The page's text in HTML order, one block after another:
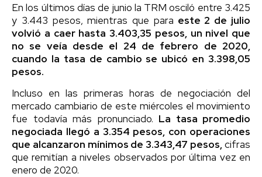
En los últimos días de junio la TRM osciló entre 3.425
y 3.443 pesos, mientras que para este 2 de julio
volvió a caer hasta 3.403,35 pesos, un nivel que
no se veía desde el 24 de febrero de 2020,
cuando la tasa de cambio se ubicó en 3.398,05
pesos.
Incluso en las primeras horas de negociación del
mercado cambiario de este miércoles el movimiento
fue todavía más pronunciado. La tasa promedio
negociada llegó a 3.354 pesos, con operaciones
que alcanzaron mínimos de 3.343,47 pesos,cifras
que remitían a niveles observados por última vez en
enero de 2020.